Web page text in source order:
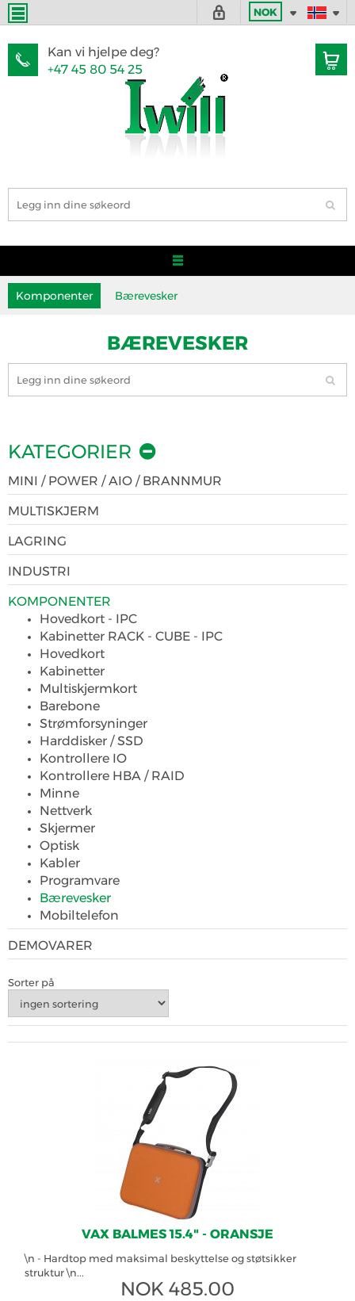
NOK
Kan vi hjelpe deg?
+47 45 80 54 25
Komponenter Bærevesker
BÆREVESKER
KATEGORIER
MINI / POWER / AIO / BRANNMUR
MULTISKJERM
LAGRING
INDUSTRI
KOMPONENTER
Hovedkort - IPC
Kabinetter RACK - CUBE - IPC
Hovedkort
Kabinetter
Multiskjermkort
Barebone
Strømforsyninger
Harddisker / SSD
Kontrollere IO
Kontrollere HBA / RAID
Minne
Nettverk
Skjermer
Optisk
Kabler
Programvare
Bærevesker
Mobiltelefon
DEMOVARER
Sorter på
VAX BALMES 15.4" - ORANSJE
\n - Hardtop med maksimal beskyttelse og støtsikker
struktur \n...
NOK 485.00